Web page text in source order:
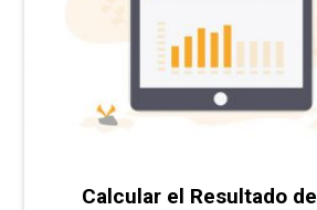
Calcular el Resultado